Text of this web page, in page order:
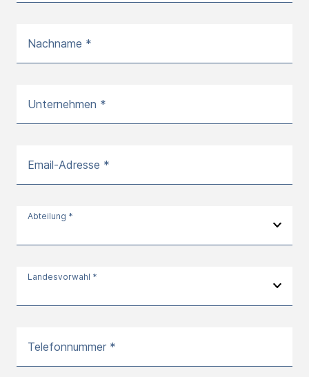
Nachname *
Unternehmen *
Email-Adresse *
Abteilung *
Landesvorwahl *
Telefonnummer *